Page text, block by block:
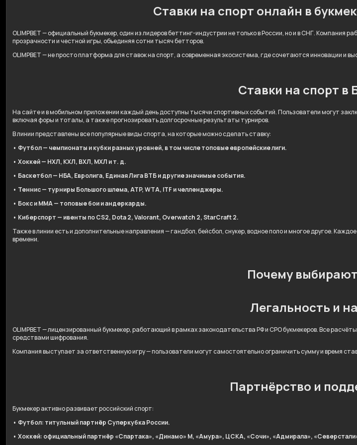
Ставки на спорт онлайн в
OLIMPBET — официальный букмекер, один из лидеров беттинг-индустрии не только в России, но и в СНГ. Компания
прозрачности и честной игры, объединяя сотни тысяч бетторов.
OLIMPBET — не просто платформа для ставок на спорт, а современная экосистема, где сочетаются инновации и
Ставки на спорт в
На сайте и в мобильном приложении каждый день доступны тысячи спортивных событий. Пользователи могут
включая форы и тоталы, а также прогнозировать долгосрочные результаты турниров.
В линии представлены все популярные виды спорта, на которые можно сделать ставку:
• Футбол — чемпионаты и кубки разных уровней, в том числе топовые европейские лиги.
• Хоккей — НХЛ, КХЛ, ВХЛ, МХЛ и т. д.
• Баскетбол — НБА, Евролига, Единая Лига ВТБ и другие значимые события.
• Теннис — турниры Большого шлема, ATP, WTA, ITF и челленджеры.
• Бокс и ММА — топовые бои и андеркарды.
• Киберспорт — ивенты по CS2, Dota 2, Valorant, Overwatch 2, StarCraft 2.
Также в линии есть и дополнительные направления — гандбол, бейсбол, снукер, водное поло и многое другое.
времени.
Почему выбирают
Легальность и
OLIMPBET — лицензированный букмекер, работающий в рамках законодательства РФ и СРО букмекеров. Все
средствами шифрования.
Компания выступает за ответственную игру — пользователи могут самостоятельно ограничить сумму и время
Партнёрство и
Букмекер активно развивает российский спорт:
• Футбол: титульный партнёр Суперкубка России.
• Хоккей: официальный партнёр «Спартака», «Динамо» М, «Амура», ЦСКА, «Сочи», «Адмирала»,